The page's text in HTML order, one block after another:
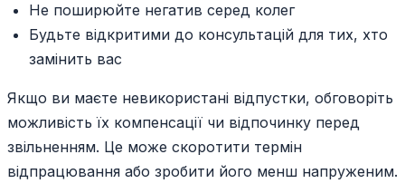
Не поширюйте негатив серед колег
Будьте відкритими до консультацій для тих, хто
замінить вас
Якщо ви маєте невикористані відпустки, обговоріть
можливість їх компенсації чи відпочинку перед
звільненням. Це може скоротити термін
відпрацювання або зробити його менш напруженим.